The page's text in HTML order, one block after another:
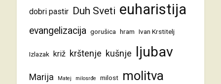
dobri pastir Duh Sveti euharistija
evangelizacija gorušica hram Ivan Krstitelj
Izlazak križ krštenje kušnje ljubav
Marija Matej milosrđe milost molitva